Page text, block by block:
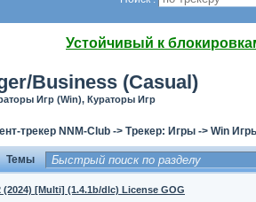
Устойчивый к
Business (Casual)
Игр (Win), Кураторы Игр
трекер NNM-Club -> Трекер: Игры -> Win
Темы
(2024) [Multi] (1.4.1b/dlc) License GOG